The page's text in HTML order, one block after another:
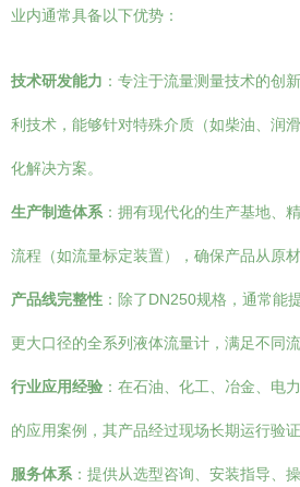
业内通常具备以下优势：
技术研发能力 ：专注于流量测量技术的创
利技术，能够针对特殊介质（如柴油、润
化解决方案。
生产制造体系 ：拥有现代化的生产基地、
流程（如流量标定装置），确保产品从原
产品线完整性 ：除了DN250规格，通常能
更大口径的全系列液体流量计，满足不同流
行业应用经验 ：在石油、化工、冶金、电
的应用案例，其产品经过现场长期运行验证
服务体系 ：提供从选型咨询、安装指导、